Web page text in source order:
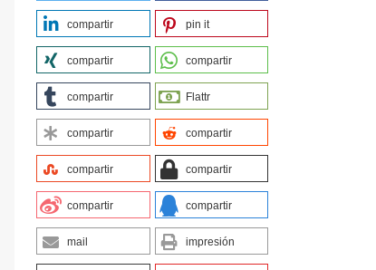
compartir pin it
compartir compartir
compartir Flattr
compartir compartir
compartir compartir
compartir compartir
mail impresión